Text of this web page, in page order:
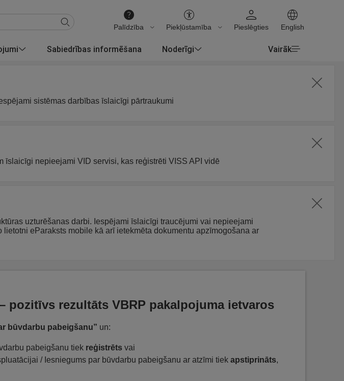
Palīdzība Piekļūstamība Pieslēgties English
Sabiedrības informēšana Noderīgi Vairāk
sistēmas darbības īslaicīgi pārtraukumi
nepieejami VID servisi, kas reģistrēti VISS API vidē
uzturēšanas darbi. Iespējami īslaicīgi traucējumi vai nepieejami
eParaksts mobile kā arī ietekmēta dokumentu apzīmogošana ar
pozitīvs rezultāts VBRP pakalpojuma ietvaros
būvdarbu pabeigšanu” un:
pabeigšanu tiek reģistrēts vai
/ Iesniegums par būvdarbu pabeigšanu ar atzīmi tiek apstiprināts,